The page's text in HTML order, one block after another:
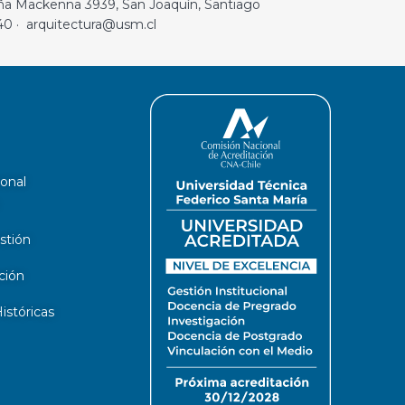
Mackenna 3939, San Joaquín, Santiago
· arquitectura@usm.cl